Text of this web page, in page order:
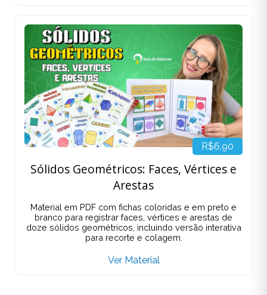
R$6,90
Sólidos Geométricos: Faces, Vértices e
Arestas
Material em PDF com fichas coloridas e em preto e
branco para registrar faces, vértices e arestas de
doze sólidos geométricos, incluindo versão interativa
para recorte e colagem.
Ver Material